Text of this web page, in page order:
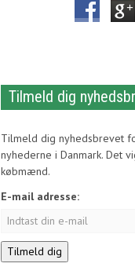
Tilmeld dig
Tilmeld dig nyhedsbrevet
nyhederne i Danmark. Det
købmænd.
E-mail adresse: